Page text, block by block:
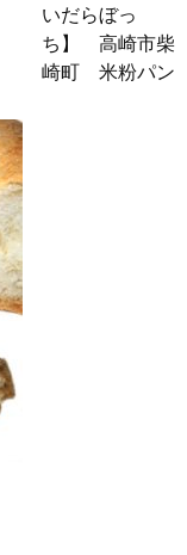
いだらぼっ
ち】 高崎市柴
崎町 米粉パン